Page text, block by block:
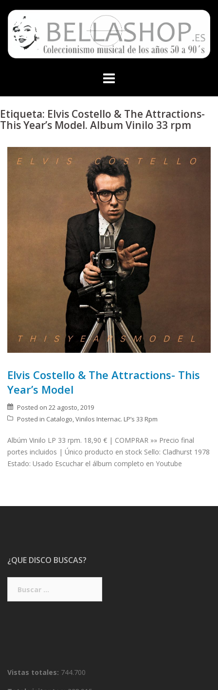
content
Etiqueta: Elvis Costello & The Attractions-
This Year’s Model. Album Vinilo 33 rpm
Elvis Costello & The Attractions- This
Year’s Model
Posted on 22 agosto, 2019
Posted in Catalogo,Vinilos Internac. LP’s 33 Rpm
Albúm Vinilo LP 33 rpm. 18,90 € | COMPRAR »» Precio final
portes incluidos | Único producto en stock Sello: Cladhurst 1978
Estado: Usado Escuchar el álbum completo en Youtube
¿QUE DISCO BUSCAS?
Vistas totales: 744.700